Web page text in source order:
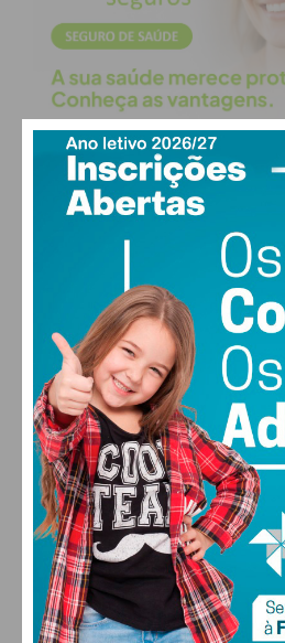
* Sem
informação
? ?
Subscreva a
Assine nossa
obtenha de forma
atualizada.
Eu li e concordo